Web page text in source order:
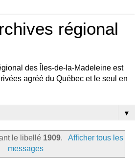
régional
des Îles-de-la-Madeleine est
agréé du Québec et le seul en
▼
le libellé 1909.
Afficher tous les
messages